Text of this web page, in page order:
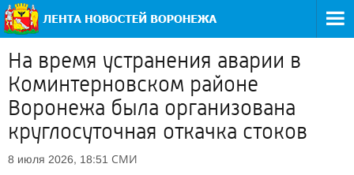
На время устранения аварии в
Коминтерновском районе
Воронежа была организована
круглосуточная откачка стоков
8 июля 2026, 18:51 СМИ